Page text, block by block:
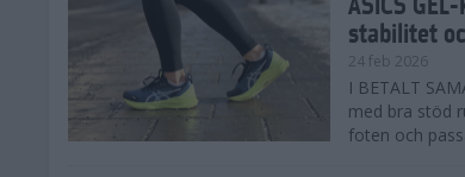
stabilitet
24 feb 2026
I BETALT
med bra stöd
foten och